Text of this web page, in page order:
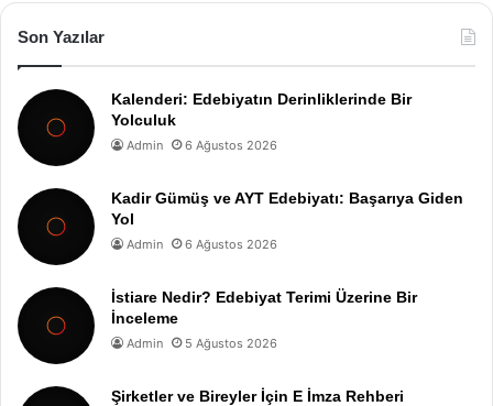
Son Yazılar
Kalenderi: Edebiyatın Derinliklerinde Bir
Yolculuk
Admin 6 Ağustos 2026
Kadir Gümüş ve AYT Edebiyatı: Başarıya Giden
Yol
Admin 6 Ağustos 2026
İstiare Nedir? Edebiyat Terimi Üzerine Bir
İnceleme
Admin 5 Ağustos 2026
Şirketler ve Bireyler İçin E İmza Rehberi